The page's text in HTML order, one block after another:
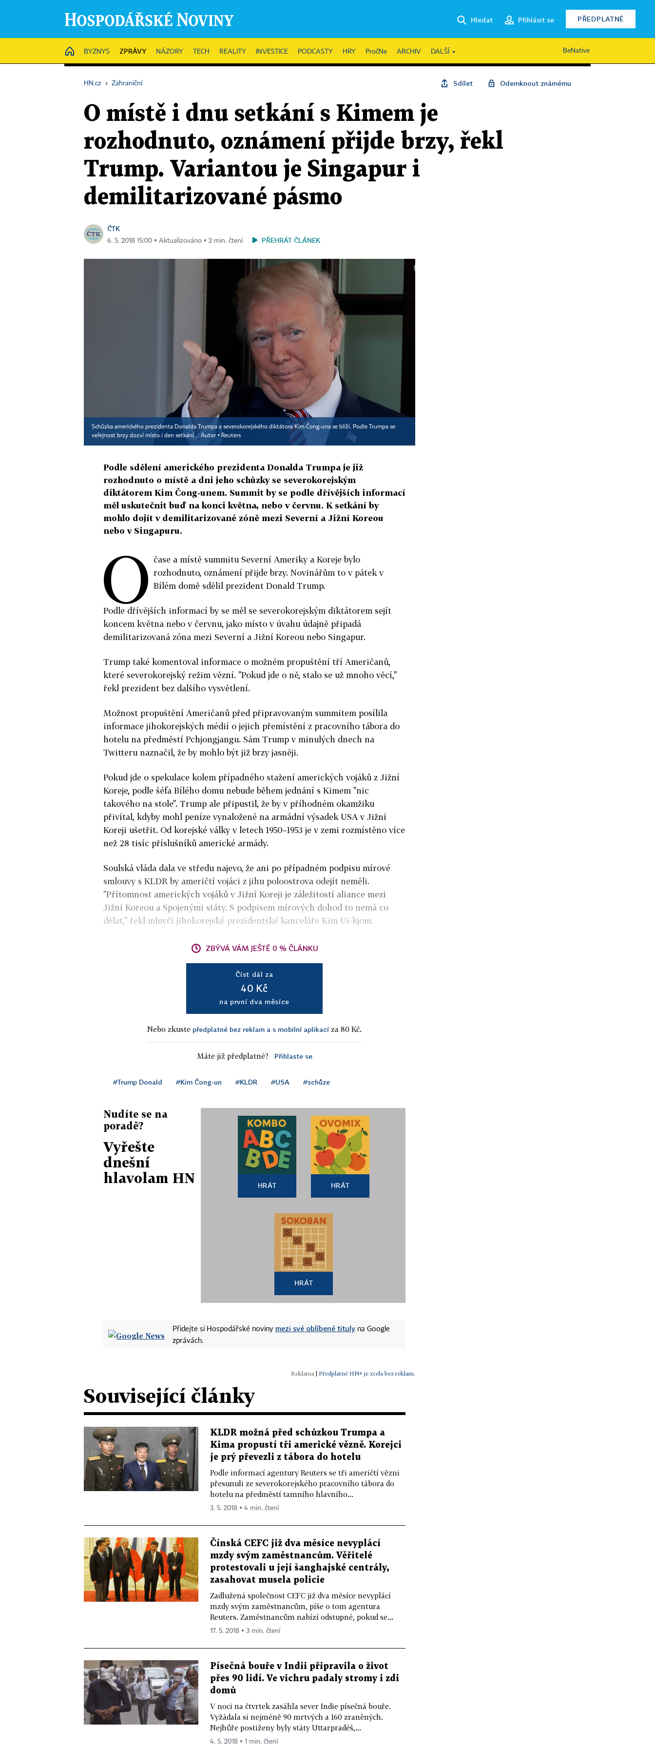
Hledat Přihlásit se PŘEDPLATNÉ
HOME
BYZNYS ZPRÁVY NÁZORY TECH REALITY INVESTICE PODCASTY HRY PročNe ARCHIV DALŠÍ BeNative
HN.cz › Zahraniční Sdílet Odemknout známému
O místě i dnu setkání s Kimem je
rozhodnuto, oznámení přijde brzy, řekl
Trump. Variantou je Singapur i
demilitarizované pásmo
ČTK
6. 5. 2018 15:00 ▪ Aktualizováno ▪ 2 min. čtení PŘEHRÁT ČLÁNEK
Schůzka amerického prezidenta Donalda Trumpa a severokorejského diktátora Kim Čong-una se blíží. Podle Trumpa se
veřejnost brzy dozví místo i den setkání.
Autor ▪ Reuters
Podle sdělení amerického prezidenta Donalda Trumpa je již
rozhodnuto o místě a dni jeho schůzky se severokorejským
diktátorem Kim Čong-unem. Summit by se podle dřívějších informací
měl uskutečnit buď na konci května, nebo v červnu. K setkání by
mohlo dojít v demilitarizované zóně mezi Severní a Jižní Koreou
nebo v Singapuru.
O čase a místě summitu Severní Ameriky a Koreje bylo
rozhodnuto, oznámení přijde brzy. Novinářům to v pátek v
Bílém domě sdělil prezident Donald Trump.
Podle dřívějších informací by se měl se severokorejským diktátorem sejít
koncem května nebo v červnu, jako místo v úvahu údajně připadá
demilitarizovaná zóna mezi Severní a Jižní Koreou nebo Singapur.
Trump také komentoval informace o možném propuštění tří Američanů,
které severokorejský režim vězní. "Pokud jde o ně, stalo se už mnoho věcí,"
řekl prezident bez dalšího vysvětlení.
Možnost propuštění Američanů před připravovaným summitem posílila
informace jihokorejských médií o jejich přemístění z pracovního tábora do
hotelu na předměstí Pchjongjangu. Sám Trump v minulých dnech na
Twitteru naznačil, že by mohlo být již brzy jasněji.
Pokud jde o spekulace kolem případného stažení amerických vojáků z Jižní
Koreje, podle šéfa Bílého domu nebude během jednání s Kimem "nic
takového na stole". Trump ale připustil, že by v příhodném okamžiku
přivítal, kdyby mohl peníze vynaložené na armádní výsadek USA v Jižní
Koreji ušetřit. Od korejské války v letech 1950–1953 je v zemi rozmístěno více
než 28 tisíc příslušníků americké armády.
Soulská vláda dala ve středu najevo, že ani po případném podpisu mírové
smlouvy s KLDR by američtí vojáci z jihu poloostrova odejít neměli.
"Přítomnost amerických vojáků v Jižní Koreji je záležitostí aliance mezi
Jižní Koreou a Spojenými státy. S podpisem mírových dohod to nemá co
dělat," řekl mluvčí jihokorejské prezidentské kanceláře Kim Ui-kjom.
ZBÝVÁ VÁM JEŠTĚ 0 % ČLÁNKU
Číst dál za
40 Kč
na první dva měsíce
Nebo zkuste předplatné bez reklam a s mobilní aplikací za 80 Kč.
Máte již předplatné? Přihlaste se
#Trump Donald #Kim Čong-un #KLDR #USA #schůze
Nudíte se na
poradě?
Vyřešte
dnešní
hlavolam HN
HRÁT HRÁT
HRÁT
Přidejte si Hospodářské noviny mezi své oblíbené tituly na Google
zprávách.
| Předplatné HN+ je zcela bez reklam.
Související články
KLDR možná před schůzkou Trumpa a
Kima propustí tři americké vězně. Korejci
je prý převezli z tábora do hotelu
Podle informací agentury Reuters se tři američtí vězni
přesunuli ze severokorejského pracovního tábora do
hotelu na předměstí tamního hlavního...
3. 5. 2018 ▪ 4 min. čtení
Čínská CEFC již dva měsíce nevyplácí
mzdy svým zaměstnancům. Věřitelé
protestovali u její šanghajské centrály,
zasahovat musela policie
Zadlužená společnost CEFC již dva měsíce nevyplácí
mzdy svým zaměstnancům, píše o tom agentura
Reuters. Zaměstnancům nabízí odstupné, pokud se...
17. 5. 2018 ▪ 3 min. čtení
Písečná bouře v Indii připravila o život
přes 90 lidí. Ve vichru padaly stromy i zdi
domů
V noci na čtvrtek zasáhla sever Indie písečná bouře.
Vyžádala si nejméně 90 mrtvých a 160 zraněných.
Nejhůře postiženy byly státy Uttarpradéš,...
4. 5. 2018 ▪ 1 min. čtení